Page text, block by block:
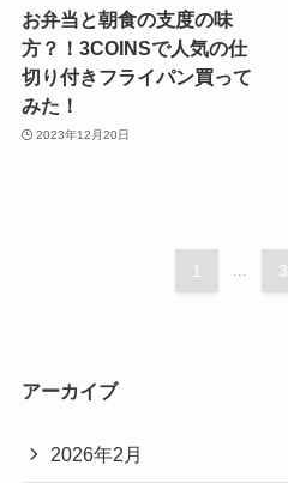
お弁当と朝食の支度の味
方？！3COINSで人気の仕
切り付きフライパン買って
みた！
2023年12月20日
1 3
アーカイブ
2026年2月